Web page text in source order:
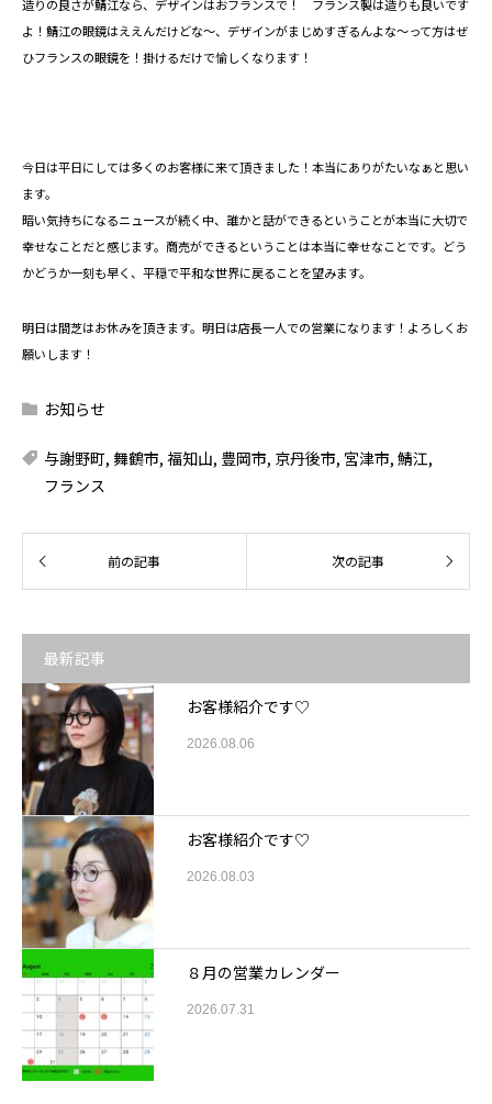
造りの良さが鯖江なら、デザインはおフランスで！ フランス製は造りも良いです
よ！鯖江の眼鏡はええんだけどな～、デザインがまじめすぎるんよな～って方はぜ
ひフランスの眼鏡を！掛けるだけで愉しくなります！
今日は平日にしては多くのお客様に来て頂きました！本当にありがたいなぁと思い
ます。
暗い気持ちになるニュースが続く中、誰かと話ができるということが本当に大切で
幸せなことだと感じます。商売ができるということは本当に幸せなことです。どう
かどうか一刻も早く、平穏で平和な世界に戻ることを望みます。
明日は間芝はお休みを頂きます。明日は店長一人での営業になります！よろしくお
願いします！
お知らせ
与謝野町, 舞鶴市, 福知山, 豊岡市, 京丹後市, 宮津市, 鯖江,
フランス
最新記事
お客様紹介です♡
2026.08.06
お客様紹介です♡
2026.08.03
８月の営業カレンダー
2026.07.31